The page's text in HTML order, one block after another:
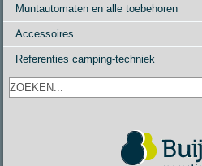
Muntautomaten en alle toebehoren
Accessoires
Referenties camping-techniek